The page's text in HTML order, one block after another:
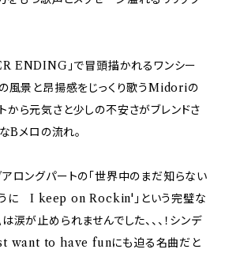
ENDING」で冒頭描かれるワンシー
の風景と昂揚感をじっくり歌うMidoriの
から元気さと少しの不安さがブレンドさ
Bメロの流れ。
ロングパートの「世界中のまだ知らない
うに I keep on Rockin'」という完璧な
涙が止められませんでした、、、！シンデ
want to have funにも迫る名曲だと